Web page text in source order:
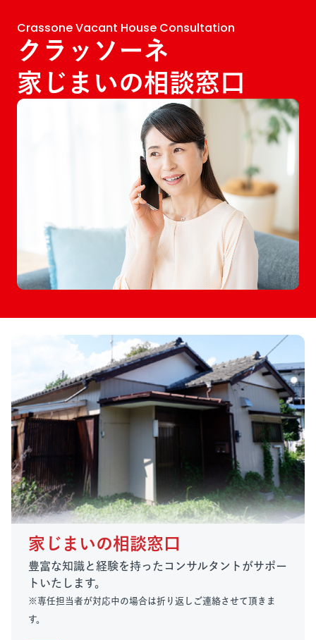
Crassone Vacant House Consultation
クラッソーネ
家じまいの相談窓口
家じまいの相談窓口
豊富な知識と経験を持ったコンサルタントがサポー
トいたします。
※専任担当者が対応中の場合は折り返しご連絡させて頂きま
す。